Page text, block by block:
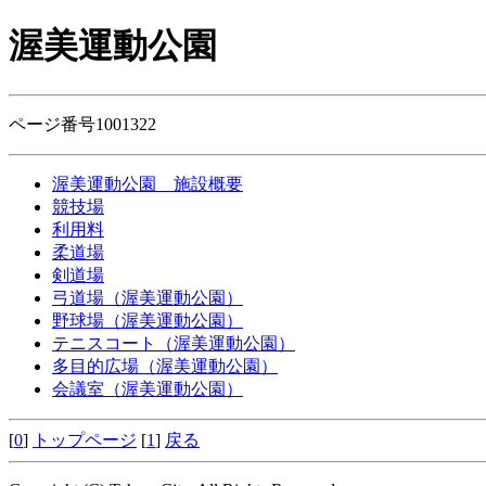
渥美運動公園
ページ番号1001322
渥美運動公園 施設概要
競技場
利用料
柔道場
剣道場
弓道場（渥美運動公園）
野球場（渥美運動公園）
テニスコート（渥美運動公園）
多目的広場（渥美運動公園）
会議室（渥美運動公園）
[0] トップページ [1] 戻る